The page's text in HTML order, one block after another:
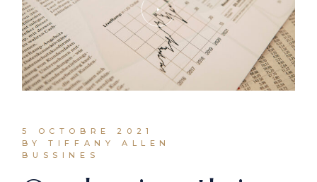
5 OCTOBRE 2021
BY TIFFANY ALLEN
BUSSINES